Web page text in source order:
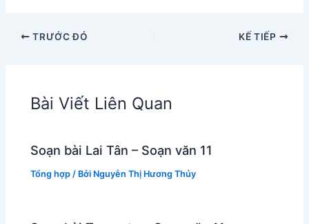
TRƯỚC ĐÓ KẾ TIẾP
Bài Viết Liên Quan
Soạn bài Lai Tân – Soạn văn 11
Tổng hợp / Bởi Nguyễn Thị Hương Thủy